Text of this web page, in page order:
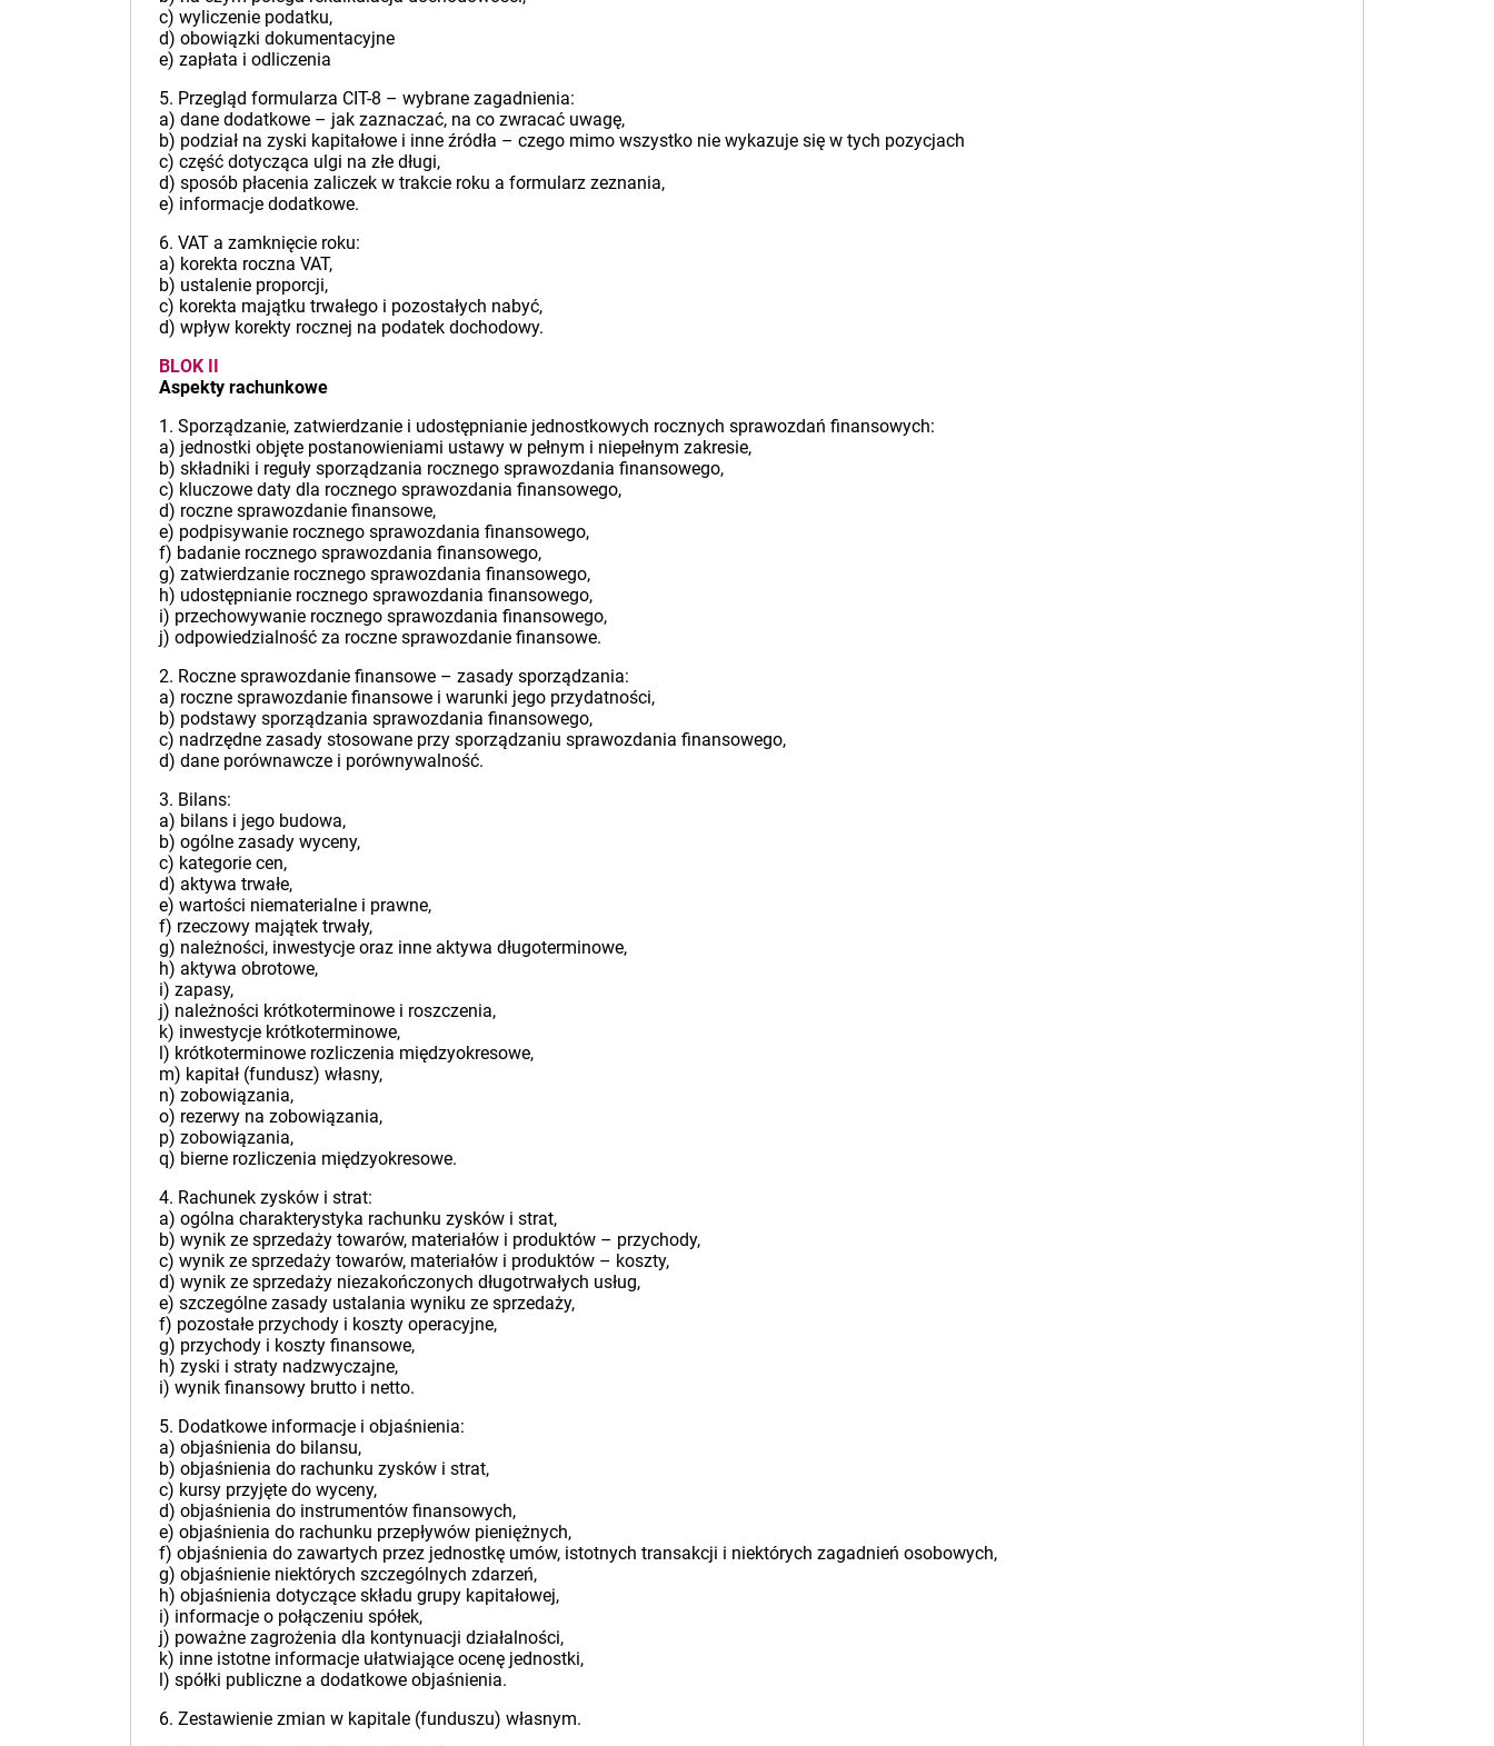
c) wyliczenie podatku,
d) obowiązki dokumentacyjne
e) zapłata i odliczenia
5. Przegląd formularza CIT-8 – wybrane zagadnienia:
a) dane dodatkowe – jak zaznaczać, na co zwracać uwagę,
b) podział na zyski kapitałowe i inne źródła – czego mimo wszystko nie wykazuje się w tych pozycjach
c) część dotycząca ulgi na złe długi,
d) sposób płacenia zaliczek w trakcie roku a formularz zeznania,
e) informacje dodatkowe.
6. VAT a zamknięcie roku:
a) korekta roczna VAT,
b) ustalenie proporcji,
c) korekta majątku trwałego i pozostałych nabyć,
d) wpływ korekty rocznej na podatek dochodowy.
BLOK II
Aspekty rachunkowe
1. Sporządzanie, zatwierdzanie i udostępnianie jednostkowych rocznych sprawozdań finansowych:
a) jednostki objęte postanowieniami ustawy w pełnym i niepełnym zakresie,
b) składniki i reguły sporządzania rocznego sprawozdania finansowego,
c) kluczowe daty dla rocznego sprawozdania finansowego,
d) roczne sprawozdanie finansowe,
e) podpisywanie rocznego sprawozdania finansowego,
f) badanie rocznego sprawozdania finansowego,
g) zatwierdzanie rocznego sprawozdania finansowego,
h) udostępnianie rocznego sprawozdania finansowego,
i) przechowywanie rocznego sprawozdania finansowego,
j) odpowiedzialność za roczne sprawozdanie finansowe.
2. Roczne sprawozdanie finansowe – zasady sporządzania:
a) roczne sprawozdanie finansowe i warunki jego przydatności,
b) podstawy sporządzania sprawozdania finansowego,
c) nadrzędne zasady stosowane przy sporządzaniu sprawozdania finansowego,
d) dane porównawcze i porównywalność.
3. Bilans:
a) bilans i jego budowa,
b) ogólne zasady wyceny,
c) kategorie cen,
d) aktywa trwałe,
e) wartości niematerialne i prawne,
f) rzeczowy majątek trwały,
g) należności, inwestycje oraz inne aktywa długoterminowe,
h) aktywa obrotowe,
i) zapasy,
j) należności krótkoterminowe i roszczenia,
k) inwestycje krótkoterminowe,
l) krótkoterminowe rozliczenia międzyokresowe,
m) kapitał (fundusz) własny,
n) zobowiązania,
o) rezerwy na zobowiązania,
p) zobowiązania,
q) bierne rozliczenia międzyokresowe.
4. Rachunek zysków i strat:
a) ogólna charakterystyka rachunku zysków i strat,
b) wynik ze sprzedaży towarów, materiałów i produktów – przychody,
c) wynik ze sprzedaży towarów, materiałów i produktów – koszty,
d) wynik ze sprzedaży niezakończonych długotrwałych usług,
e) szczególne zasady ustalania wyniku ze sprzedaży,
f) pozostałe przychody i koszty operacyjne,
g) przychody i koszty finansowe,
h) zyski i straty nadzwyczajne,
i) wynik finansowy brutto i netto.
5. Dodatkowe informacje i objaśnienia:
a) objaśnienia do bilansu,
b) objaśnienia do rachunku zysków i strat,
c) kursy przyjęte do wyceny,
d) objaśnienia do instrumentów finansowych,
e) objaśnienia do rachunku przepływów pieniężnych,
f) objaśnienia do zawartych przez jednostkę umów, istotnych transakcji i niektórych zagadnień osobowych,
g) objaśnienie niektórych szczególnych zdarzeń,
h) objaśnienia dotyczące składu grupy kapitałowej,
i) informacje o połączeniu spółek,
j) poważne zagrożenia dla kontynuacji działalności,
k) inne istotne informacje ułatwiające ocenę jednostki,
l) spółki publiczne a dodatkowe objaśnienia.
6. Zestawienie zmian w kapitale (funduszu) własnym.